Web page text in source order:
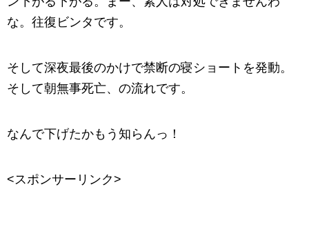
な。往復ビンタです。
そして深夜最後のかけで禁断の寝ショートを発動。
そして朝無事死亡、の流れです。
なんで下げたかもう知らんっ！
<スポンサーリンク>